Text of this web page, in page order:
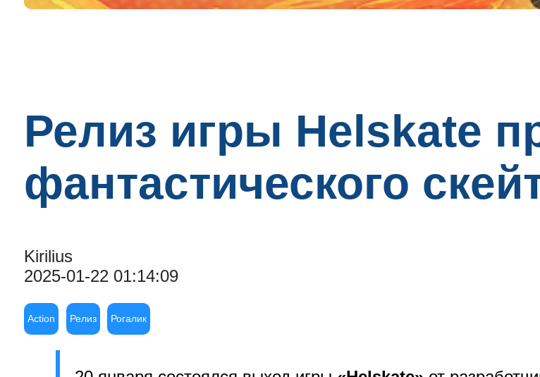
Релиз игры Helskate
фантастического
Kirilius
2025-01-22 01:14:09
Action Релиз Рогалик